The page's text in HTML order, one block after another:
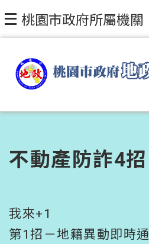
跳到主要內容區塊
桃園市政府所屬機關
不動產防詐4招
我來+1
第1招－地籍異動即時通